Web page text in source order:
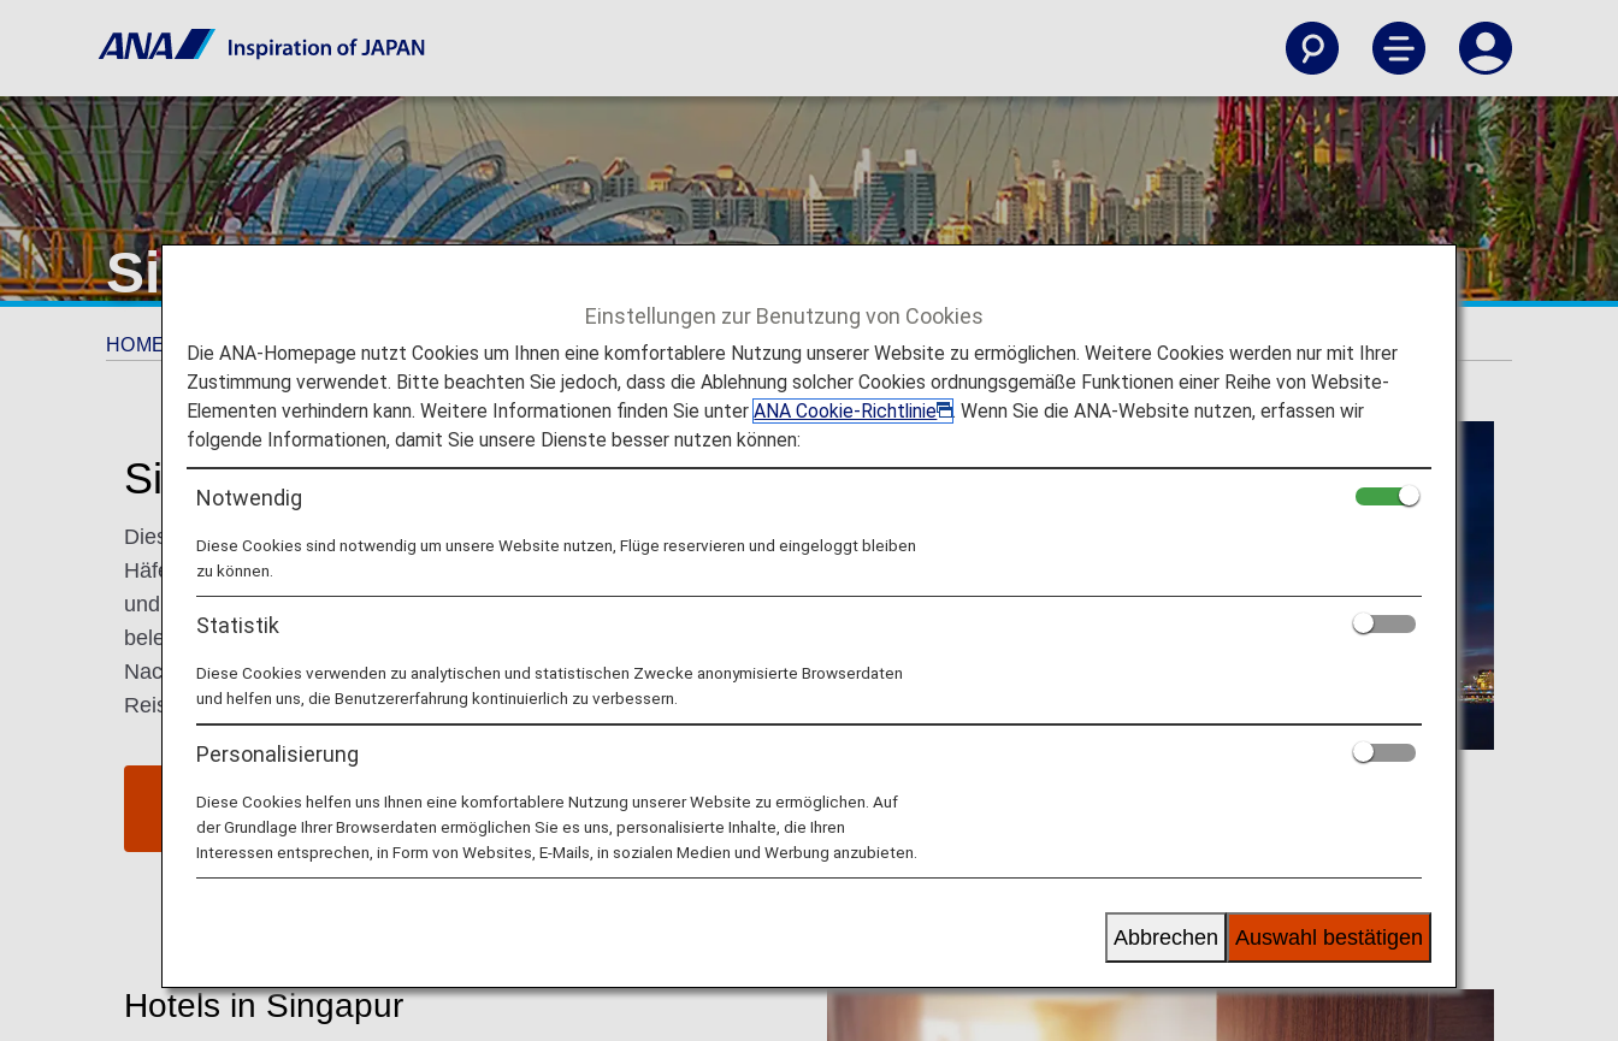
Singapur
HOME Planen und Buchen Wohin wir reisen Singapur
Singapur entdecken
Dieser kleine Stadtstaat beherbergt einen der weltweit geschäftigsten
Häfen und dient gleichzeitig als Mosaik der Kulturen aus der Region
und aus der ganzen Welt. Singapur ist weithin bekannt für seine
belebten Restaurants, Einkaufszentren und das pulsierende
Nachtleben und ist ein guter Zwischenstopp oder Ausgangspunkt für
Reisende nach Südostasien.
Flüge nach Singapur
suchen
Hotels in Singapur
Einstellungen zur Benutzung von Cookies
Die ANA-Homepage nutzt Cookies um Ihnen eine komfortablere Nutzung unserer Website zu ermöglichen. Weitere Cookies werden nur mit Ihrer
Zustimmung verwendet. Bitte beachten Sie jedoch, dass die Ablehnung solcher Cookies ordnungsgemäße Funktionen einer Reihe von Website-
Elementen verhindern kann. Weitere Informationen finden Sie unterANA Cookie-Richtlinie
. Wenn Sie die ANA-Website nutzen, erfassen wir
folgende Informationen, damit Sie unsere Dienste besser nutzen können:
Notwendig
Diese Cookies sind notwendig um unsere Website nutzen, Flüge reservieren und eingeloggt bleiben
zu können.
Statistik
Diese Cookies verwenden zu analytischen und statistischen Zwecke anonymisierte Browserdaten
und helfen uns, die Benutzererfahrung kontinuierlich zu verbessern.
Personalisierung
Diese Cookies helfen uns Ihnen eine komfortablere Nutzung unserer Website zu ermöglichen. Auf
der Grundlage Ihrer Browserdaten ermöglichen Sie es uns, personalisierte Inhalte, die Ihren
Interessen entsprechen, in Form von Websites, E-Mails, in sozialen Medien und Werbung anzubieten.
Auswahl bestätigen
Abbrechen